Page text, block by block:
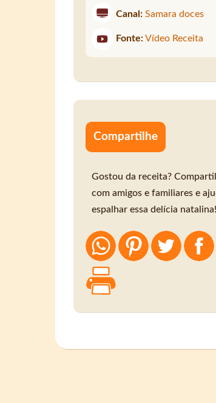
Canal: Samara doces
Fonte: Vídeo Receita
Compartilhe
Gostou da receita?
com amigos e familiares e
espalhar essa delícia natalina!